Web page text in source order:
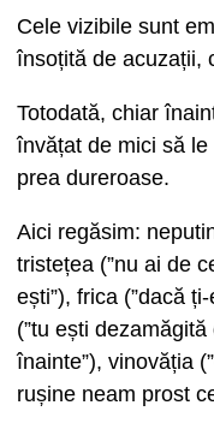
Cele vizibile sunt
însoțită de acuzații,
Totodată, chiar
învățat de mici să
prea dureroase.
Aici regăsim:
tristețea (”nu ai de
ești”), frica (”dacă
(”tu ești
înainte”), vinovăția
rușine neam prost